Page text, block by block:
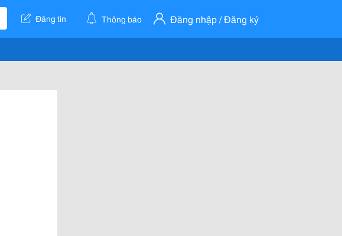
Đăng tin Thông báo Đăng nhập / Đăng ký